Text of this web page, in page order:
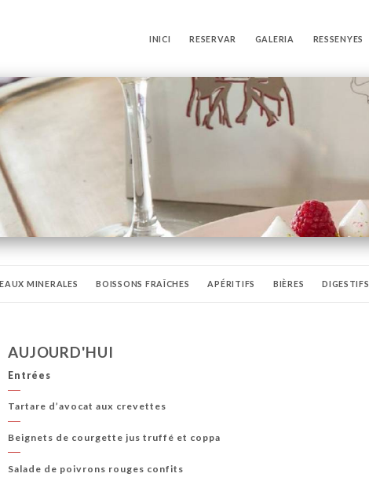
INICI RESERVAR GALERIA RESSENYES
EAUX MINERALES BOISSONS FRAÎCHES APÉRITIFS BIÈRES DIGESTIFS
AUJOURD'HUI
Entrées
Tartare d’avocat aux crevettes
Beignets de courgette jus truffé et coppa
Salade de poivrons rouges confits